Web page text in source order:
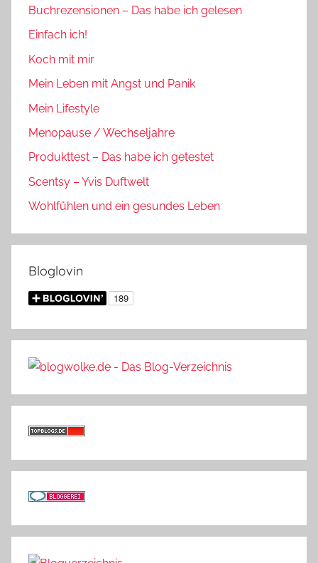
Buchrezensionen – Das habe ich gelesen
Einfach ich!
Koch mit mir
Mein Leben mit Angst und Panik
Mein Lifestyle
Menopause / Wechseljahre
Produkttest – Das habe ich getestet
Scentsy – Yvis Duftwelt
Wohlfühlen und ein gesundes Leben
Bloglovin